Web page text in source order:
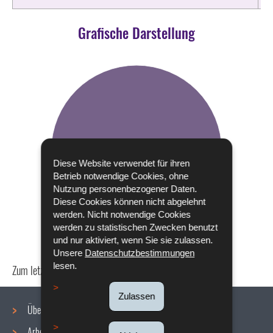
Diese Website verwendet für ihren
Betrieb notwendige Cookies, ohne
Nutzung personenbezogener Daten.
Diese Cookies können nicht abgelehnt
werden. Nicht notwendige Cookies
werden zu statistischen Zwecken benutzt
und nur aktiviert, wenn Sie sie zulassen.
Unsere Datenschutzbestimmungen
lesen.
Zulassen
Grafische Darstellung
Zum letzten Mal aktualisiert am
Über uns